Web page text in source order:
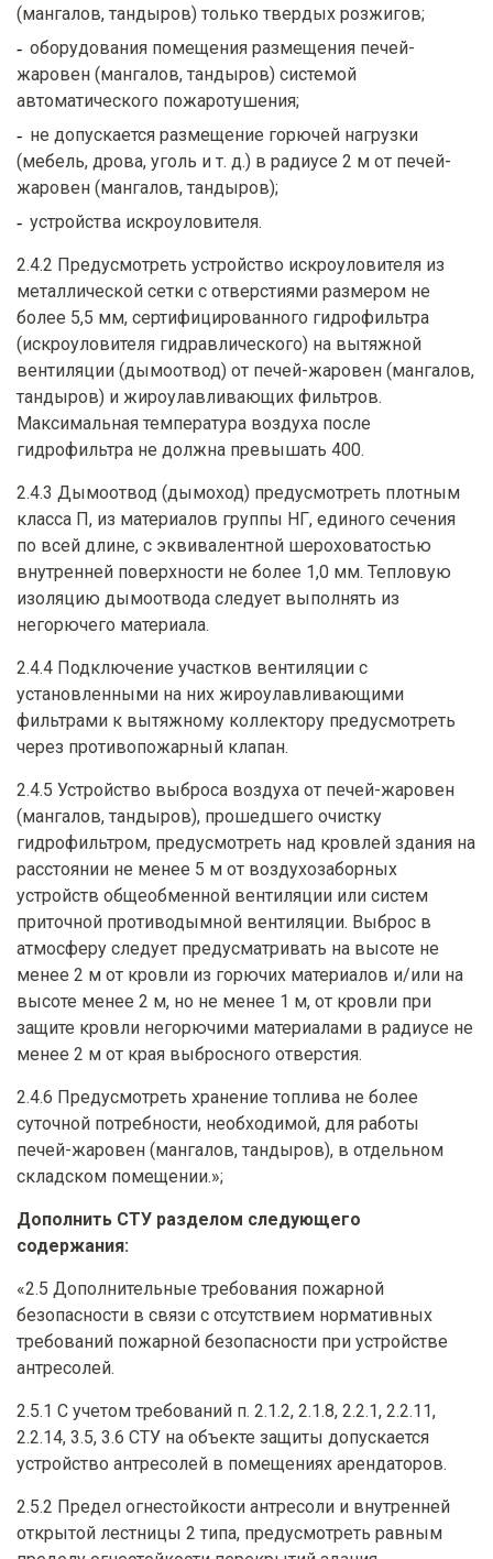
(мангалов, тандыров) только твердых розжигов;
оборудования помещения размещения печей-
жаровен (мангалов, тандыров) системой
автоматического пожаротушения;
не допускается размещение горючей нагрузки
(мебель, дрова, уголь и т. д.) в радиусе 2 м от печей-
жаровен (мангалов, тандыров);
устройства искроуловителя.
2.4.2 Предусмотреть устройство искроуловителя из
металлической сетки с отверстиями размером не
более 5,5 мм, сертифицированного гидрофильтра
(искроуловителя гидравлического) на вытяжной
вентиляции (дымоотвод) от печей-жаровен (мангалов,
тандыров) и жироулавливающих фильтров.
Максимальная температура воздуха после
гидрофильтра не должна превышать 400.
2.4.3 Дымоотвод (дымоход) предусмотреть плотным
класса П, из материалов группы НГ, единого сечения
по всей длине, с эквивалентной шероховатостью
внутренней поверхности не более 1,0 мм. Тепловую
изоляцию дымоотвода следует выполнять из
негорючего материала.
2.4.4 Подключение участков вентиляции с
установленными на них жироулавливающими
фильтрами к вытяжному коллектору предусмотреть
через противопожарный клапан.
2.4.5 Устройство выброса воздуха от печей-жаровен
(мангалов, тандыров), прошедшего очистку
гидрофильтром, предусмотреть над кровлей здания на
расстоянии не менее 5 м от воздухозаборных
устройств общеобменной вентиляции или систем
приточной противодымной вентиляции. Выброс в
атмосферу следует предусматривать на высоте не
менее 2 м от кровли из горючих материалов и/или на
высоте менее 2 м, но не менее 1 м, от кровли при
защите кровли негорючими материалами в радиусе не
менее 2 м от края выбросного отверстия.
2.4.6 Предусмотреть хранение топлива не более
суточной потребности, необходимой, для работы
печей-жаровен (мангалов, тандыров), в отдельном
складском помещении.»;
Дополнить СТУ разделом следующего
содержания:
«2.5 Дополнительные требования пожарной
безопасности в связи с отсутствием нормативных
требований пожарной безопасности при устройстве
антресолей.
2.5.1 С учетом требований п. 2.1.2, 2.1.8, 2.2.1, 2.2.11,
2.2.14, 3.5, 3.6 СТУ на объекте защиты допускается
устройство антресолей в помещениях арендаторов.
2.5.2 Предел огнестойкости антресоли и внутренней
открытой лестницы 2 типа, предусмотреть равным